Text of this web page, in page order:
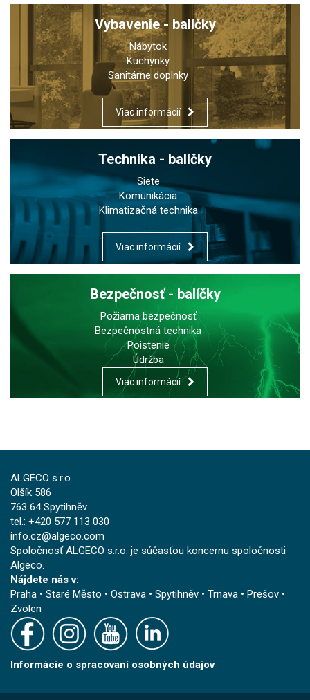
Vybavenie - balíčky
Nábytok
Kuchynky
Sanitárne doplnky
Viac informácií
Technika - balíčky
Siete
Komunikácia
Klimatizačná technika
Viac informácií
Bezpečnosť - balíčky
Požiarna bezpečnosť
Bezpečnostná technika
Poistenie
Údržba
Viac informácií
ALGECO s.r.o.
Olšík 586
763 64 Spytihněv
tel.: +420 577 113 030
info.cz@algeco.com
Spoločnosť ALGECO s.r.o. je súčasťou koncernu spoločnosti
Algeco.
Nájdete nás v:
Praha • Staré Město • Ostrava • Spytihněv • Trnava • Prešov •
Zvolen
Informácie o spracovaní osobných údajov